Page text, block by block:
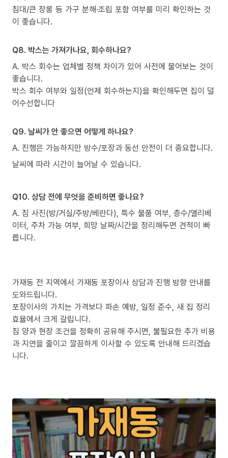
침대/큰 장롱 등 가구 분해·조립 포함 여부를 미리 확인하는 것
이 좋습니다.
Q8. 박스는 가져가나요, 회수하나요?
A. 박스 회수는 업체별 정책 차이가 있어 사전에 물어보는 것이
좋습니다.
박스 회수 여부와 일정(언제 회수하는지)을 확인해두면 집이 덜
어수선합니다
Q9. 날씨가 안 좋으면 어떻게 하나요?
A. 진행은 가능하지만 방수/포장과 동선 안전이 더 중요합니다.
날씨에 따라 시간이 늘어날 수 있습니다.
Q10. 상담 전에 무엇을 준비하면 좋나요?
A. 짐 사진(방/거실/주방/베란다), 특수 물품 여부, 층수/엘리베
이터, 주차 가능 여부, 희망 날짜/시간을 정리해두면 견적이 빠
릅니다.
가재동 전 지역에서 가재동 포장이사 상담과 진행 방향 안내를
도와드립니다.
포장이사의 가치는 가격보다 파손 예방, 일정 준수, 새 집 정리
효율에서 크게 갈립니다.
짐 양과 현장 조건을 정확히 공유해 주시면, 불필요한 추가 비용
과 지연을 줄이고 깔끔하게 이사할 수 있도록 안내해 드리겠습
니다.